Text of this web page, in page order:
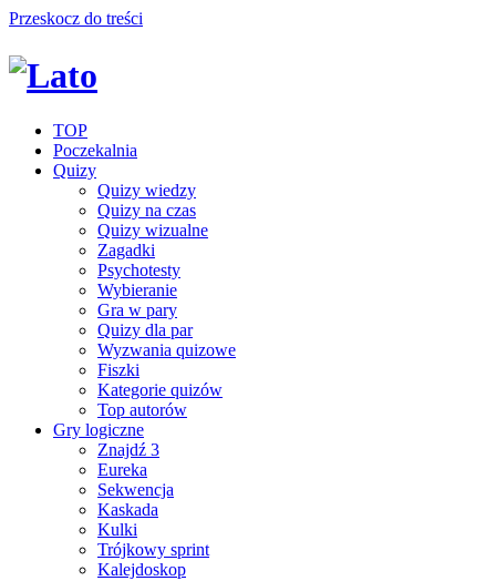
Przeskocz do treści
TOP
Poczekalnia
Quizy
Quizy wiedzy
Quizy na czas
Quizy wizualne
Zagadki
Psychotesty
Wybieranie
Gra w pary
Quizy dla par
Wyzwania quizowe
Fiszki
Kategorie quizów
Top autorów
Gry logiczne
Znajdź 3
Eureka
Sekwencja
Kaskada
Kulki
Trójkowy sprint
Kalejdoskop